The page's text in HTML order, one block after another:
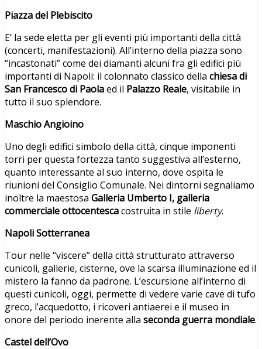
Piazza del Plebiscito
E’ la sede eletta per gli eventi più importanti della città
(concerti, manifestazioni). All’interno della piazza sono
“incastonati” come dei diamanti alcuni fra gli edifici più
importanti di Napoli: il colonnato classico della chiesa di
San Francesco di Paolaed il Palazzo Reale, visitabile in
tutto il suo splendore.
Maschio Angioino
Uno degli edifici simbolo della città, cinque imponenti
torri per questa fortezza tanto suggestiva all’esterno,
quanto interessante al suo interno, dove ospita le
riunioni del Consiglio Comunale. Nei dintorni segnaliamo
inoltre la maestosa Galleria Umberto I, galleria
commerciale ottocentescacostruita in stile liberty.
Napoli Sotterranea
Tour nelle “viscere” della città strutturato attraverso
cunicoli, gallerie, cisterne, ove la scarsa illuminazione ed il
mistero la fanno da padrone. L’escursione all’interno di
questi cunicoli, oggi, permette di vedere varie cave di tufo
greco, l’acquedotto, i ricoveri antiaerei e il museo in
onore del periodo inerente alla seconda guerra mondiale.
Castel dell’Ovo